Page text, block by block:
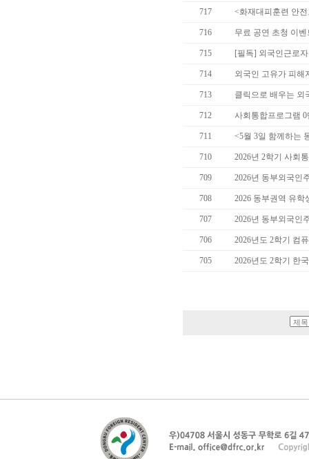
717 <화재대피훈련 안
716 무료 공연 초청 이벤
715 [필독] 외국인근로
714 외국인 고유가 피해
713 클릭으로 배우는
712 사회통합프로그램
711 <5월 3일 함께하는
710 2026년 2학기 사회
709 2026년 동부외국인
708 2026 동부권역 유
707 2026년 동부외국인
706 2026년도 2학기 컴
705 2026년도 2학기 한